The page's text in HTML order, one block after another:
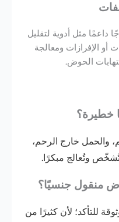
داعمًا مثل أدوية لتقليل
أو الإفرازات ومعالجة
الحوض.
خطيرة؟
والحمل خارج الرحم،
وتُعالج مبكرًا.
منقول جنسيًا؟
للتأكد؛ لأن كثيرًا من